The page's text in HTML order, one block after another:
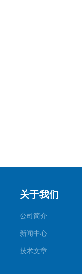
关于我们
公司简介
新闻中心
技术文章